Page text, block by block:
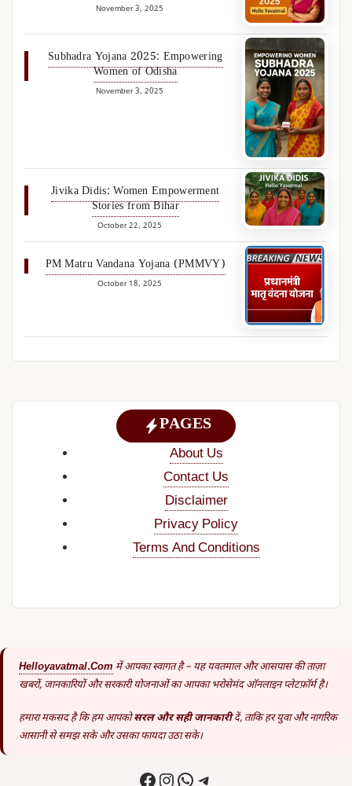
November 3, 2025
Subhadra Yojana 2025: Empowering
Women of Odisha
November 3, 2025
Jivika Didis: Women Empowerment
Stories from Bihar
October 22, 2025
PM Matru Vandana Yojana (PMMVY)
October 18, 2025
PAGES
About Us
Contact Us
Disclaimer
Privacy Policy
Terms And Conditions
Helloyavatmal.com में आपका स्वागत है – यह यवतमाल और आसपास की ताज़ा
खबरों, जानकारियों और सरकारी योजनाओं का आपका भरोसेमंद ऑनलाइन प्लेटफ़ॉर्म है।
हमारा मकसद है कि हम आपकोसरल और सही जानकारीदें, ताकि हर युवा और नागरिक
आसानी से समझ सके और उसका फायदा उठा सके।
Facebook Instagram WhatsApp Telegram